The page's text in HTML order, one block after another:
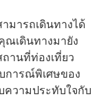
มารถเดินทางได้
ณเดินทางมายัง
านที่ท่องเที่ยว
การณ์พิเศษของ
ความประทับใจกับ